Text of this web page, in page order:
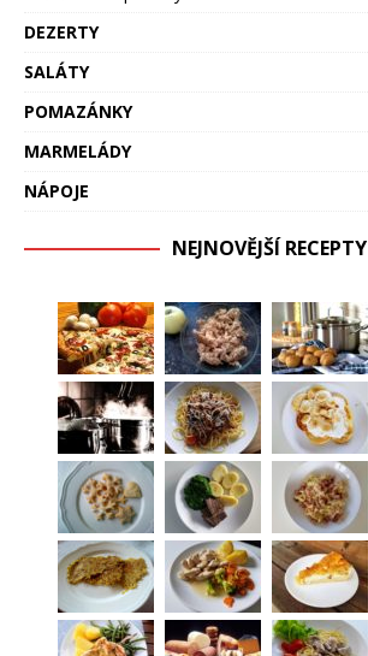
DEZERTY
SALÁTY
POMAZÁNKY
MARMELÁDY
NÁPOJE
NEJNOVĚJŠÍ RECEPTY